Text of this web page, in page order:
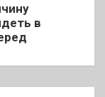
в